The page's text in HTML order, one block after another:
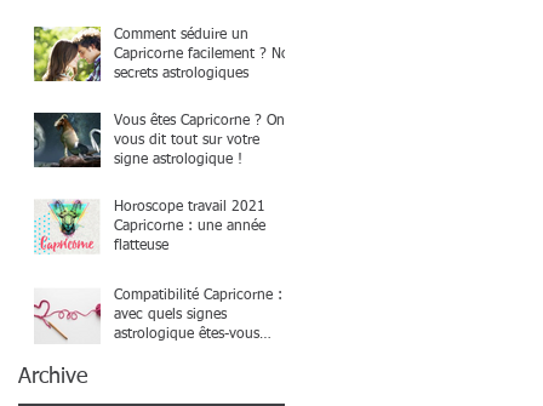
Comment séduire un
Capricorne facilement ? Nos
secrets astrologiques
Vous êtes Capricorne ? On
vous dit tout sur votre
signe astrologique !
Horoscope travail 2021
Capricorne : une année
flatteuse
Compatibilité Capricorne :
avec quels signes
astrologique êtes-vous
Archive